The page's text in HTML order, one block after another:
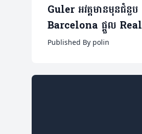
Guler អវត្តមានមុនជំនួប
Barcelona ផ្តួល Real
Madrid ព្រោះមូល
Published By polin